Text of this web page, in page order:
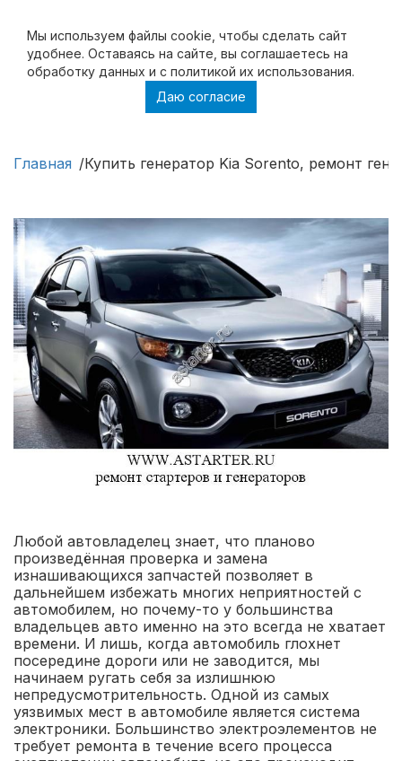
Мы используем файлы cookie, чтобы cделать сайт
удобнее. Оставаясь на сайте, вы соглашаетесь на
обработку данных и с политикой их использования.
Даю согласие
Купить генератор Kia Sorento, ремонт
Главная Купить генератор Kia Sorento, ремонт
Любой автовладелец знает, что планово
произведённая проверка и замена
изнашивающихся запчастей позволяет в
дальнейшем избежать многих неприятностей с
автомобилем, но почему-то у большинства
владельцев авто именно на это всегда не хватает
времени. И лишь, когда автомобиль глохнет
посередине дороги или не заводится, мы
начинаем ругать себя за излишнюю
непредусмотрительность. Одной из самых
уязвимых мест в автомобиле является система
электроники. Большинство электроэлементов не
требует ремонта в течение всего процесса